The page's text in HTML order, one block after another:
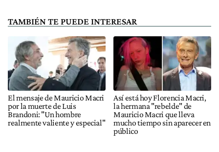
TAMBIÉN TE PUEDE INTERESAR
El mensaje de Mauricio Macri
por la muerte de Luis
Brandoni: "Un hombre
realmente valiente y especial"
Así está hoy Florencia Macri,
la hermana "rebelde" de
Mauricio Macri que lleva
mucho tiempo sin aparecer en
público